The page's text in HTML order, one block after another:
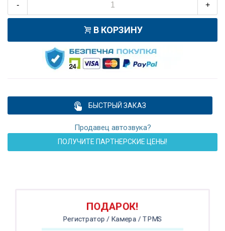
- +
В КОРЗИНУ
БЫСТРЫЙ ЗАКАЗ
Продавец автозвука?
ПОЛУЧИТЕ ПАРТНЕРСКИЕ ЦЕНЫ!
ПОДАРОК!
Регистратор / Камера / TPMS